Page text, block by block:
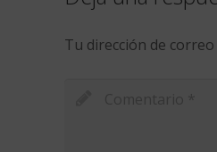
Tu dirección de